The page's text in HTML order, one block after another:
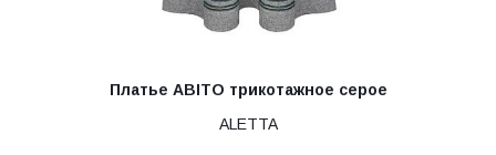
Платье ABITO трикотажное серое
ALETTA